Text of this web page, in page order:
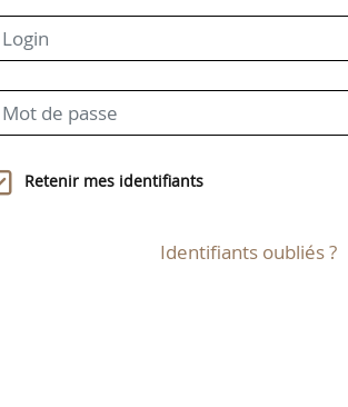
Retenir mes identifiants
Identifiants oubliés ?